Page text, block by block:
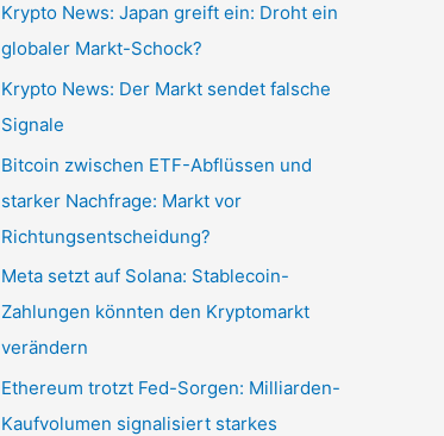
Krypto News: Japan greift ein: Droht ein
globaler Markt-Schock?
Krypto News: Der Markt sendet falsche
Signale
Bitcoin zwischen ETF-Abflüssen und
starker Nachfrage: Markt vor
Richtungsentscheidung?
Meta setzt auf Solana: Stablecoin-
Zahlungen könnten den Kryptomarkt
verändern
Ethereum trotzt Fed-Sorgen: Milliarden-
Kaufvolumen signalisiert starkes